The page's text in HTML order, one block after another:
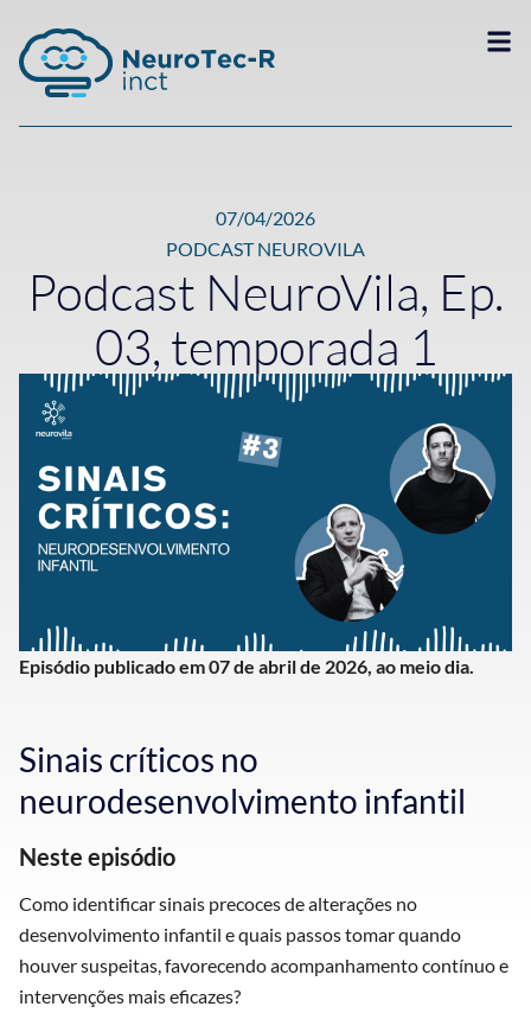
07/04/2026
PODCAST NEUROVILA
Podcast NeuroVila, Ep.
03, temporada 1
Episódio publicado em 07 de abril de 2026, ao meio dia.
Sinais críticos no
neurodesenvolvimento infantil
Neste episódio
Como identificar sinais precoces de alterações no
desenvolvimento infantil e quais passos tomar quando
houver suspeitas, favorecendo acompanhamento contínuo e
intervenções mais eficazes?